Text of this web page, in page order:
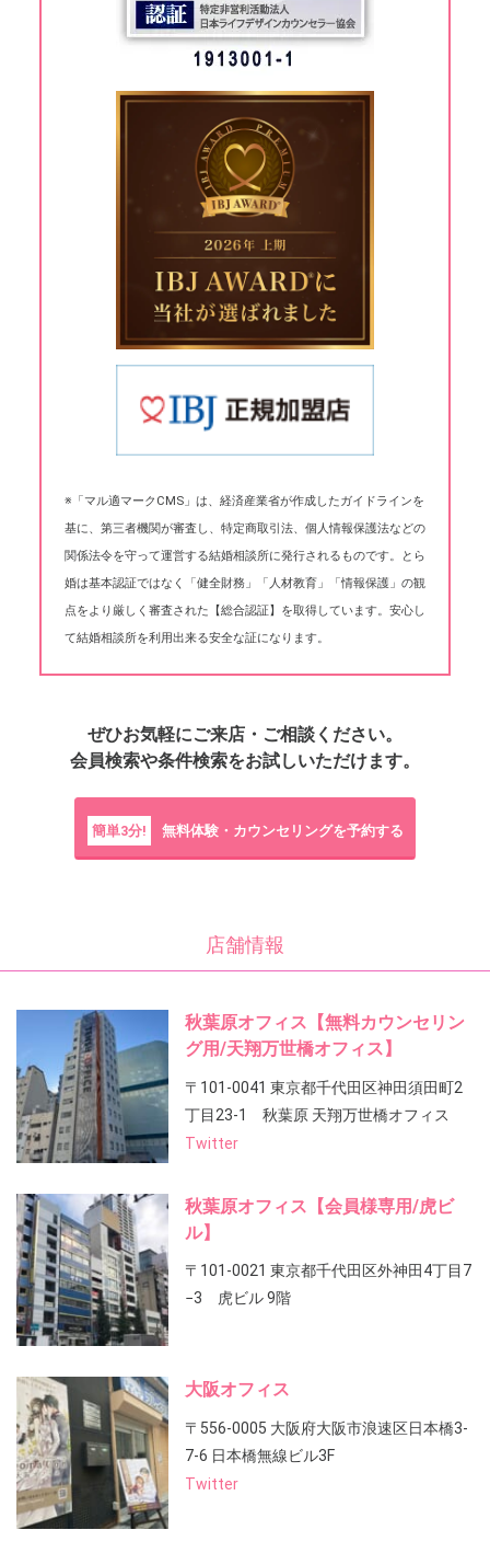
※「マル適マークCMS」は、経済産業省が作成したガイドラインを
基に、第三者機関が審査し、特定商取引法、個人情報保護法などの
関係法令を守って運営する結婚相談所に発行されるものです。とら
婚は基本認証ではなく「健全財務」「人材教育」「情報保護」の観
点をより厳しく審査された【総合認証】を取得しています。安心し
て結婚相談所を利用出来る安全な証になります。
ぜひお気軽にご来店・ご相談ください。
会員検索や条件検索をお試しいただけます。
簡単3分! 無料体験・カウンセリングを予約する
店舗情報
秋葉原オフィス【無料カウンセリン
グ用/天翔万世橋オフィス】
〒101-0041 東京都千代田区神田須田町2
丁目23-1 秋葉原 天翔万世橋オフィス
Twitter
秋葉原オフィス【会員様専用/虎ビ
ル】
〒101-0021 東京都千代田区外神田4丁目7
−3 虎ビル 9階
大阪オフィス
〒556-0005 大阪府大阪市浪速区日本橋3-
7-6 日本橋無線ビル3F
Twitter